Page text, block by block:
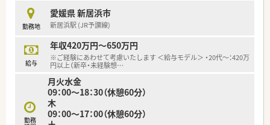
個人で止めず全社を上げてのサポート体制が整っているので
安心して勤務することができます。
＜業務内容＞
■近隣にあるクリニックより、内科・外科の処方箋を主に取り扱
います。
■処方箋枚数は1日あたり平均40枚。
■調剤・投薬・監査等外来処方箋対応がメインです。
■在宅患者様の対応も行っています。
＜研修制度＞
勤務地
愛媛県 新居浜市
新居浜駅 (JR予讃線)
給与
年収420万円～650万円
※ご経験にあわせて考慮いたします ＜給与モデル＞ ・20代～：420万
円以上（新卒・未経験想…
勤務
月火水金
09：00～18：30（休憩60分）
木
09：00～17：00（休憩60分）